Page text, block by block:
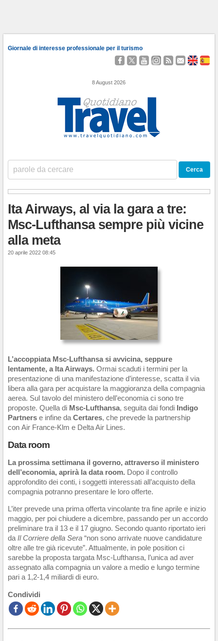
Giornale di interesse professionale per il turismo
SeguiciSeguiGuardaciSeguiciSeguiContattaci
About
8 August 2026
Ita Airways, al via la gara a tre:
Msc-Lufthansa sempre più vicine
alla meta
20 aprile 2022 08:45
L’accoppiata Msc-Lufthansa si avvicina, seppure
lentamente, a Ita Airways. Ormai scaduti i termini per la
presentazione di una manifestazione d’interesse, scatta il via
libera alla gara per acquistare la maggioranza della compagnia
aerea. Sul tavolo del ministero dell’economia ci sono tre
proposte. Quella di Msc-Lufthansa, seguita dai fondiIndigo
Partners e infine da Certares, che prevede la partnership
con Air France-Klm e Delta Air Lines.
Data room
La prossima settimana il governo, attraverso il ministero
dell’economia, aprirà la data room. Dopo il controllo
approfondito dei conti, i soggetti interessati all’acquisto della
compagnia potranno presentare le loro offerte.
L’iter prevede una prima offerta vincolante tra fine aprile e inizio
maggio, per poi chiudere a dicembre, passando per un accordo
preliminare tra il 13 e il 17 giugno. Secondo quanto riportato ieri
daIl Corriere della Sera “non sono arrivate nuove candidature
oltre alle tre già ricevute”. Attualmente, in pole position ci
sarebbe la proposta targata Msc-Lufthansa, l’unica ad aver
assegnato alla compagnia un valore a medio e lungo termine
pari a 1,2-1,4 miliardi di euro.
Condividi